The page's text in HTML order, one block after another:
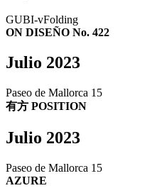
GUBI-vFolding
ON DISEÑO No. 422
Julio 2023
Paseo de Mallorca 15
有方 POSITION
Julio 2023
Paseo de Mallorca 15
AZURE